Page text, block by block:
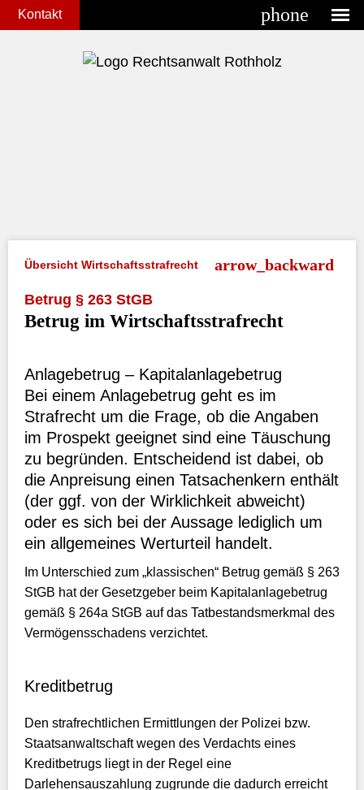
Kontakt phone
Übersicht Wirtschaftsstrafrecht
Betrug § 263 StGB
Betrug im Wirtschaftsstrafrecht
Anlagebetrug – Kapitalanlagebetrug
Bei einem Anlagebetrug geht es im
Strafrecht um die Frage, ob die Angaben
im Prospekt geeignet sind eine Täuschung
zu begründen. Entscheidend ist dabei, ob
die Anpreisung einen Tatsachenkern enthält
(der ggf. von der Wirklichkeit abweicht)
oder es sich bei der Aussage lediglich um
ein allgemeines Werturteil handelt.
Im Unterschied zum „klassischen“ Betrug gemäß § 263
StGB hat der Gesetzgeber beim Kapitalanlagebetrug
gemäß § 264a StGB auf das Tatbestandsmerkmal des
Vermögensschadens verzichtet.
Kreditbetrug
Den strafrechtlichen Ermittlungen der Polizei bzw.
Staatsanwaltschaft wegen des Verdachts eines
Kreditbetrugs liegt in der Regel eine
Darlehensauszahlung zugrunde die dadurch erreicht